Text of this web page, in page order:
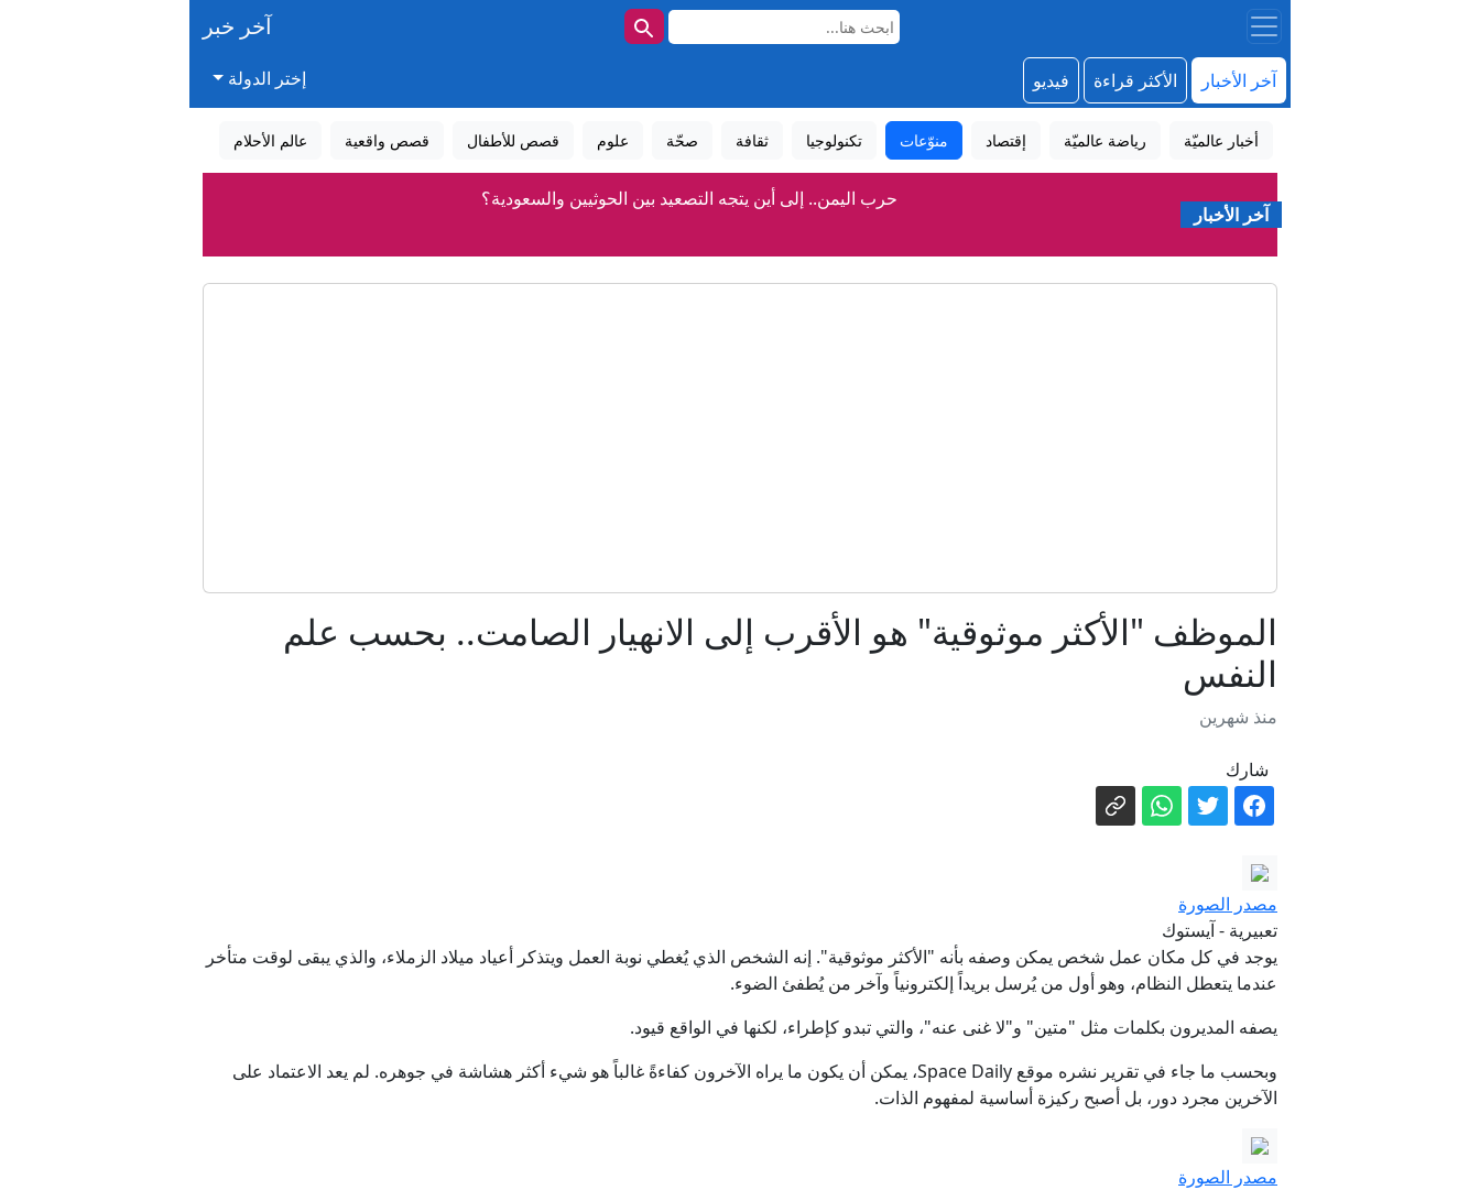
آخر خبر
آخر الأخبار الأكثر قراءة فيديو إختر الدولة
أخبار عالميّة رياضة عالميّة إقتصاد منوّعات تكنولوجيا ثقافة صحّة علوم قصص للأطفال قصص واقعية عالم الأحلام
آخر الأخبار
حرب اليمن.. إلى أين يتجه التصعيد بين الحوثيين والسعودية؟
سوريا.. قتلى وجرحى في انفجار عبوة ناسفة بحافلة نقل ركاب قرب دمشق
حوار تحت ضجيج المسيّرات.. ماذا يجري خلف كواليس حرب أوكرانيا؟
ميلر يكتب للجزيرة نت: هكذا انتصرتُ على داعمي الصهيونية في بريطانيا
تحليل يكشف حملة ضد عبدول السيد.. من يقف وراءها؟
الموظف "الأكثر موثوقية" هو الأقرب إلى الانهيار الصامت.. بحسب علم
النفس
منذ شهرين
شارك
مصدر الصورة
تعبيرية - آيستوك
يوجد في كل مكان عمل شخص يمكن وصفه بأنه "الأكثر موثوقية". إنه الشخص الذي يُغطي نوبة العمل ويتذكر أعياد ميلاد الزملاء، والذي يبقى لوقت متأخر
عندما يتعطل النظام، وهو أول من يُرسل بريداً إلكترونياً وآخر من يُطفئ الضوء.
يصفه المديرون بكلمات مثل "متين" و"لا غنى عنه"، والتي تبدو كإطراء، لكنها في الواقع قيود.
وبحسب ما جاء في تقرير نشره موقع Space Daily، يمكن أن يكون ما يراه الآخرون كفاءةً غالباً هو شيء أكثر هشاشة في جوهره. لم يعد الاعتماد على
الآخرين مجرد دور، بل أصبح ركيزة أساسية لمفهوم الذات.
مصدر الصورة